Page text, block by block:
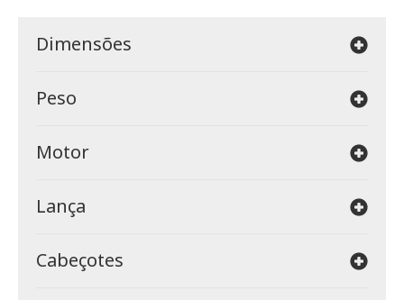
Dimensões
Peso
Motor
Lança
Cabeçotes